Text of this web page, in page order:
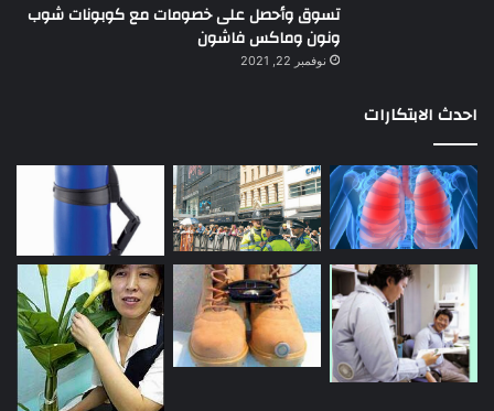
تسوق وأحصل على خصومات مع كوبونات شوب
ونون وماكس فاشون
نوفمبر 22, 2021
احدث الابتكارات